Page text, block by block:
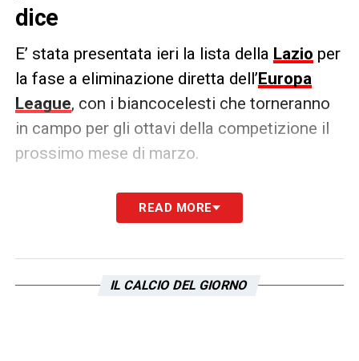
dice
E’ stata presentata ieri la lista della Lazio per
la fase a eliminazione diretta dell’Europa
League, con i biancocelesti che torneranno
in campo per gli ottavi della competizione il
prossimo mese di marzo.
Esclusi i nuovi acquisti di gennaio
. Saranno possibili altri
differenza di quanto può accadere invece in
READ MORE
IL CALCIO DEL GIORNO